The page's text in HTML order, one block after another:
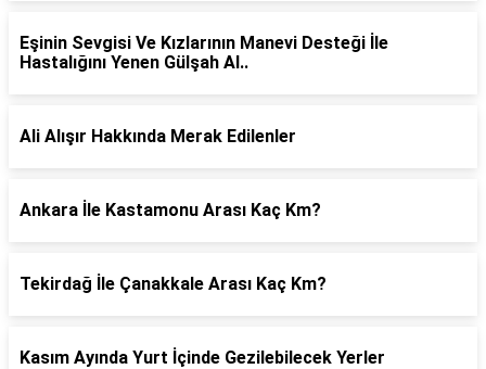
Eşinin Sevgisi Ve Kızlarının Manevi Desteği İle
Hastalığını Yenen Gülşah Al..
Ali Alışır Hakkında Merak Edilenler
Ankara İle Kastamonu Arası Kaç Km?
Tekirdağ İle Çanakkale Arası Kaç Km?
Kasım Ayında Yurt İçinde Gezilebilecek Yerler